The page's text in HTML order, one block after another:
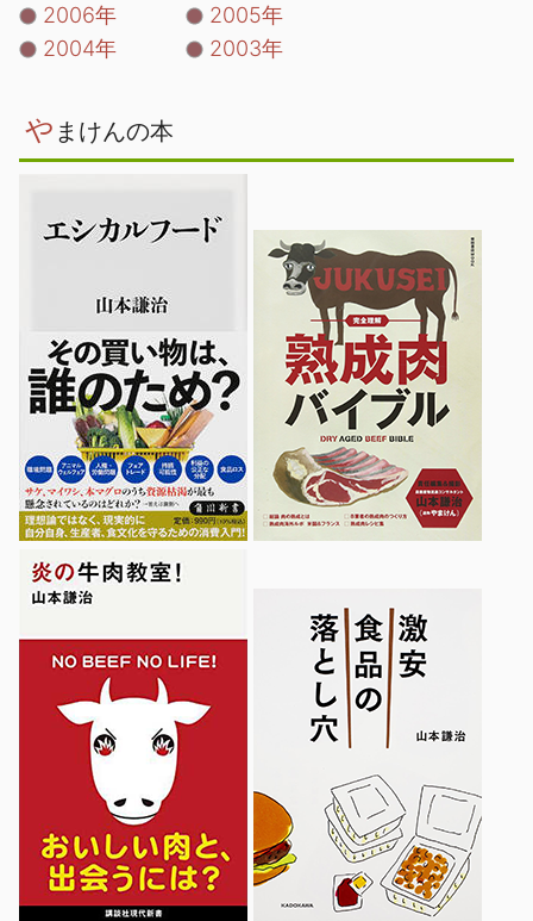
2006年
2005年
2004年
2003年
や まけんの本